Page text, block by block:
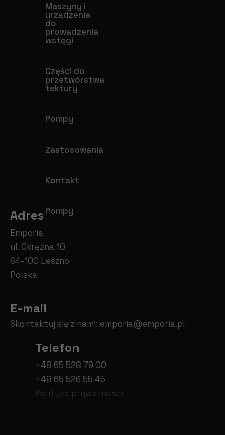
Maszyny i
urządzenia
do
prowadzenia
wstęgi
Części do
przetwórstwa
tektury
Pompy
Zastosowania
Kontakt
Pompy
Adres
Emporia
ul. Okrężna 10
64-100 Leszno
Polska
E-mail
Skontaktuj się z nami: emporia@emporia.pl
Telefon
+48 65 528 79 00
+48 65 526 55 45
Polityka prywatności